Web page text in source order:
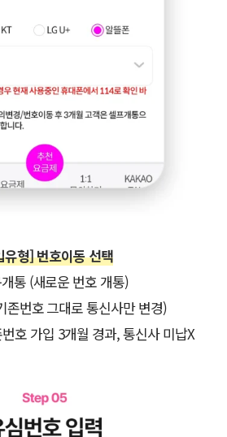
유형] 번호이동 선택
통 (새로운 번호 개통)​
번호 그대로 통신사만 변경)
호 가입 3개월 경과, 통신사 미납X